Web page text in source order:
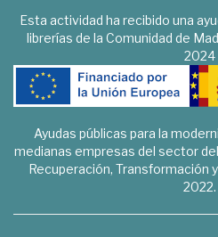
Esta actividad ha recibido una
librerías de la Comunidad de
2024
Ayudas públicas para la
medianas empresas del sector
Recuperación, Transformación
2022.